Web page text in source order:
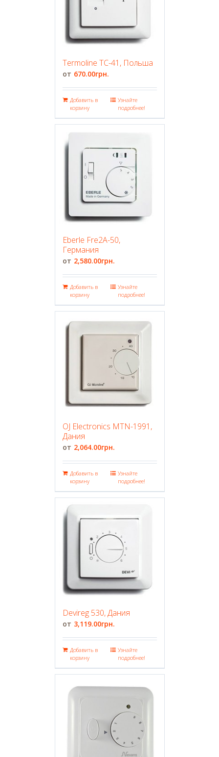
Termoline TC-41, Польша
670.00грн.
Добавить в
корзину
Узнайте
подробнее!
Eberle Fre2A-50,
Германия
2,580.00грн.
Добавить в
корзину
Узнайте
подробнее!
OJ Electronics MTN-1991,
Дания
2,064.00грн.
Добавить в
корзину
Узнайте
подробнее!
Devireg 530, Дания
3,119.00грн.
Добавить в
корзину
Узнайте
подробнее!